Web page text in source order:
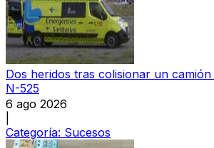
Dos heridos tras colisionar un
N-525
6 ago 2026
Categoría: Sucesos